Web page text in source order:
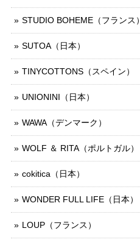
STUDIO BOHEME（フランス）
SUTOA（日本）
TINYCOTTONS（スペイン）
UNIONINI（日本）
WAWA（デンマーク）
WOLF ＆ RITA（ポルトガル）
cokitica（日本）
WONDER FULL LIFE（日本）
LOUP（フランス）